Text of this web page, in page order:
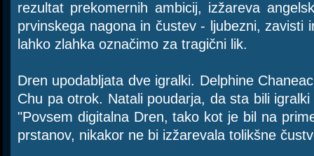
rezultat prekomernih ambicij, izžareva
prvinskega nagona in čustev - ljubezni, zavisti
lahko zlahka označimo za tragični lik.
Dren upodabljata dve igralki. Delphine
Chu pa otrok. Natali poudarja, da sta bili
"Povsem digitalna Dren, tako kot je bil na
prstanov, nikakor ne bi izžarevala tolikšne